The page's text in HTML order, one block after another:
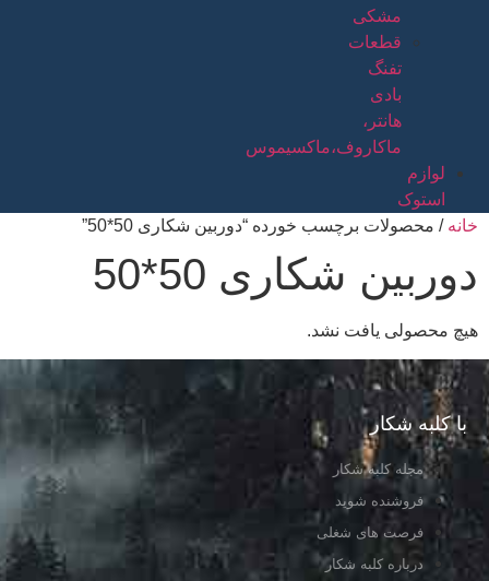
مشکی
قطعات
تفنگ
بادی
هانتر،
ماکاروف،ماکسیموس
لوازم
استوک
خانه / محصولات برچسب خورده “دوربین شکاری 50*50”
دوربین شکاری 50*50
هیچ محصولی یافت نشد.
با کلبه شکار
مجله کلبه شکار
فروشنده شوید
فرصت های شغلی
درباره کلبه شکار